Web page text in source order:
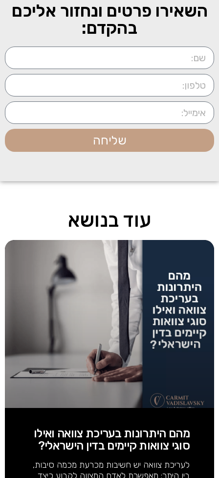
השאירו פרטים ונחזור אליכם
בהקדם:
שליחה
עוד בנושא
מהם היתרונות בעריכת צוואה ואילו
סוגי צוואות קיימים בדין הישראלי?
לעריכת צוואה יש חשיבות מכרעת מכמה סיבות,
בין היתר: מאפשרת לאדם המצווה לקבוע כיצד